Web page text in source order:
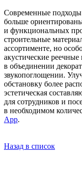
Современные подходы
больше
и функциональных
строительные
ассортименте, но
акустические
в объединении
звукопоглощении.
обстановку более
эстетическая
для сотрудников и
в необходимом
App.
Назад в список